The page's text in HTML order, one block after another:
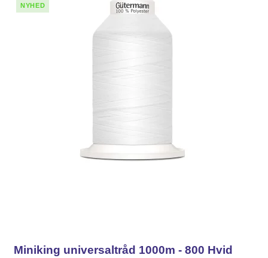
NYHED
Miniking universaltråd 1000m - 800 Hvid